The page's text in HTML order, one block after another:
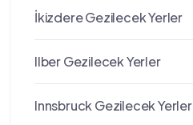
İkizdere Gezilecek Yerler
Ilber Gezilecek Yerler
Innsbruck Gezilecek Yerler